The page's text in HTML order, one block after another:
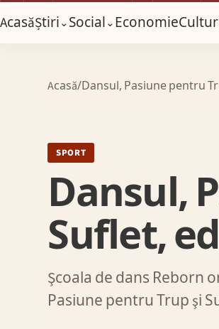
AcasăȘtiri⌄Social⌄Economie
Acasă/Dansul, Pasiune pentru
SPORT
Dansul,
Suflet,
Şcoala de dans Reborn
Pasiune pentru Trup şi